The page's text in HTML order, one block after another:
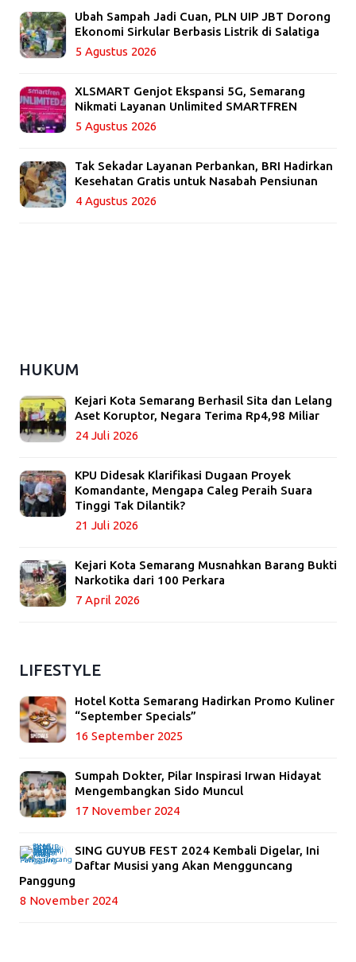
Ubah Sampah Jadi Cuan, PLN UIP JBT Dorong
Ekonomi Sirkular Berbasis Listrik di Salatiga
5 Agustus 2026
XLSMART Genjot Ekspansi 5G, Semarang
Nikmati Layanan Unlimited SMARTFREN
5 Agustus 2026
Tak Sekadar Layanan Perbankan, BRI Hadirkan
Kesehatan Gratis untuk Nasabah Pensiunan
4 Agustus 2026
HUKUM
Kejari Kota Semarang Berhasil Sita dan Lelang
Aset Koruptor, Negara Terima Rp4,98 Miliar
24 Juli 2026
KPU Didesak Klarifikasi Dugaan Proyek
Komandante, Mengapa Caleg Peraih Suara
Tinggi Tak Dilantik?
21 Juli 2026
Kejari Kota Semarang Musnahkan Barang Bukti
Narkotika dari 100 Perkara
7 April 2026
LIFESTYLE
Hotel Kotta Semarang Hadirkan Promo Kuliner
“September Specials”
16 September 2025
Sumpah Dokter, Pilar Inspirasi Irwan Hidayat
Mengembangkan Sido Muncul
17 November 2024
SING GUYUB FEST 2024 Kembali Digelar, Ini
Daftar Musisi yang Akan Mengguncang
Panggung
8 November 2024